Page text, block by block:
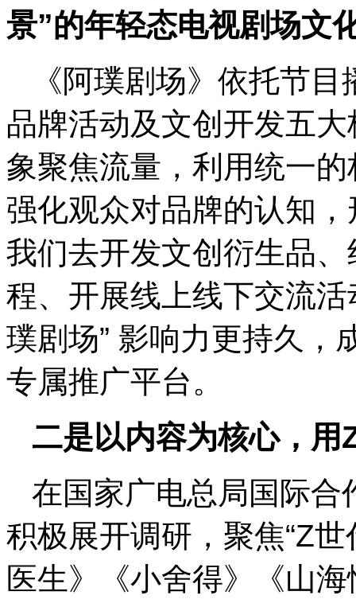
景”的年轻态电视剧场文
《阿璞剧场》依托节
品牌活动及文创开发五
象聚焦流量，利用统一
强化观众对品牌的认知
我们去开发文创衍生品
程、开展线上线下交流活
璞剧场” 影响力更持久，
专属推广平台。
二是以内容为核心，用
在国家广电总局国际合
积极展开调研，聚焦“Z
医生》《小舍得》《山